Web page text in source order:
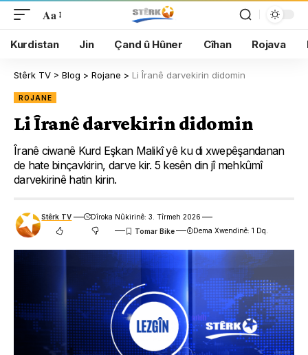
Aa
Kurdistan Jin Çand û Hûner Cîhan Rojava
Stêrk TV > Blog > Rojane > Li Îranê darvekirin didomin
ROJANE
Li Îranê darvekirin didomin
Îranê ciwanê Kurd Eşkan Malikî yê ku di xwepêşandanan
de hate binçavkirin, darve kir. 5 kesên din jî mehkûmî
darvekirinê hatin kirin.
Stêrk TV
Dîroka Nûkirinê: 3. Tîrmeh 2026
Dema Xwendinê: 1 Dq.